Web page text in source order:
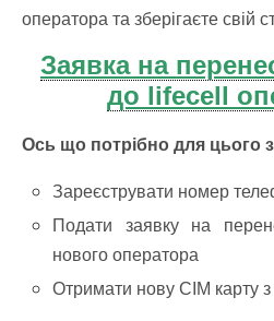
оператора та зберігаєте свій
Заявка на
до lifecell
Ось що потрібно для цього
Зареєструвати номер
Подати заявку на
нового оператора
Отримати нову СІМ карту